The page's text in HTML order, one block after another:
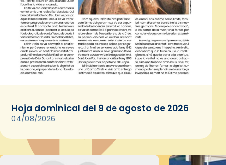
Hoja dominical del 9 de agosto de 2026
04/08/2026